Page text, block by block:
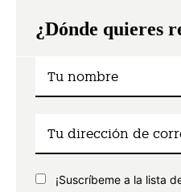
¿Dónde quieres
¡Suscríbeme a la lista